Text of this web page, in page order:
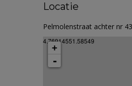
Locatie
Pelmolenstraat achter nr
4.76914551.58549
+
-